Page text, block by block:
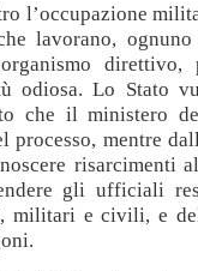
l’occupazione
lavorano,
direttivo,
odiosa. Lo Stato
che il ministero
processo, mentre
risarcimenti
gli ufficiali
militari e civili, e